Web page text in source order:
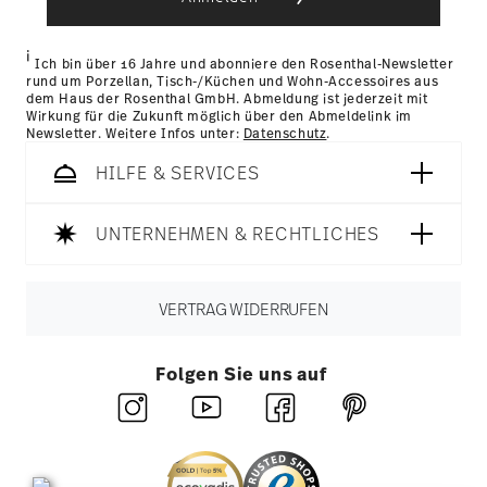
hier einsehen.
Retouren:Für Retouren nutzen Sie bitte
i Ich bin über 16 Jahre und abonniere den Rosenthal-Newsletter
rund um Porzellan, Tisch-/Küchen und Wohn-Accessoires aus
dem Haus der Rosenthal GmbH. Abmeldung ist jederzeit mit
Wirkung für die Zukunft möglich über den Abmeldelink im
Newsletter. Weitere Infos unter: Datenschutz.
HILFE & SERVICES
UNTERNEHMEN & RECHTLICHES
VERTRAG WIDERRUFEN
Folgen Sie uns auf